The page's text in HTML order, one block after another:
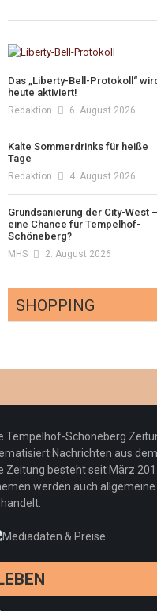
Das „Liberty-Bell-Protokoll“
heute aktiviert!
Redaktion 6. August 2026
Kalte Sommerdrinks für heiße
Tage
Redaktion 4. August 2026
Grundsanierung der City-West
eine Chance für Tempelhof-
Schöneberg?
MHS 2. August 2026
SHOPPING
Pepe Jeans
Woher
drei neue
Tempelhof-Schöneberg
Nachrichten aus
Zeitung besteht seit März
werden auch